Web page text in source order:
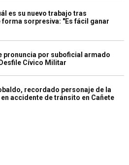
es su nuevo trabajo tras
forma sorpresiva: "Es fácil ganar
pronuncia por suboficial armado
Cívico Militar
recordado personaje de la
accidente de tránsito en Cañete